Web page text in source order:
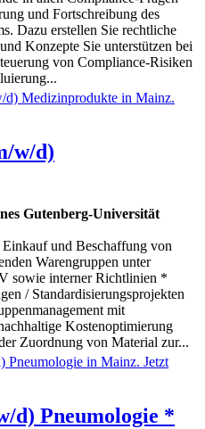
und Fortschreibung des
Dazu erstellen Sie rechtliche
Konzepte Sie unterstützen bei
von Compliance-Risiken
w/d)
Gutenberg-Universität
und Beschaffung von
Warengruppen unter
sowie interner Richtlinien *
/ Standardisierungsprojekten
mit
Kostenoptimierung
Zuordnung von Material zur...
d) Pneumologie *